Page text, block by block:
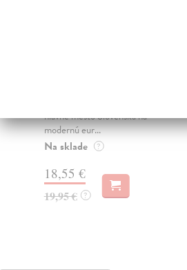
hlavné mesto Slovenska na
modernú eur...
Na sklade ?
18,55 €
19,95 € ?